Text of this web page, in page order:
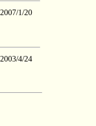
2007/1/20
2003/4/24